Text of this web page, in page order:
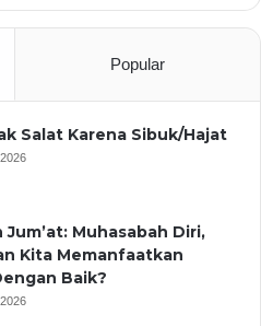
Popular
Salat Karena Sibuk/Hajat
Muhasabah Diri,
Kita Memanfaatkan
Baik?